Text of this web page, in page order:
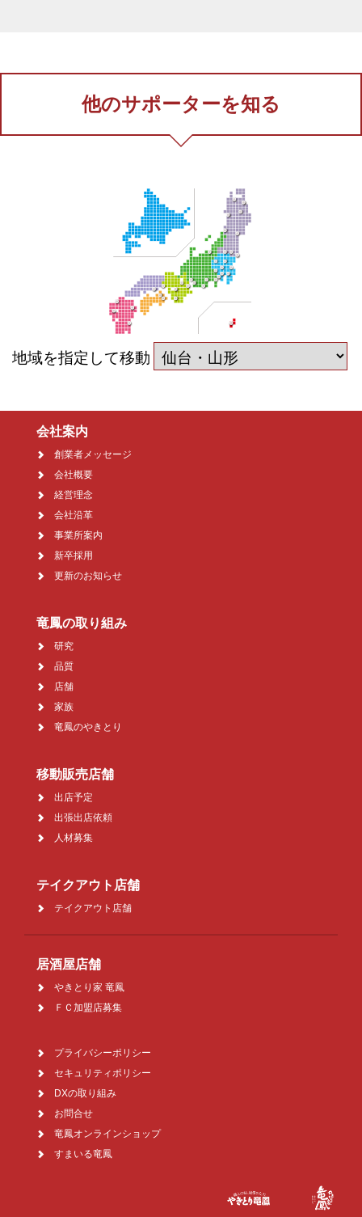
他のサポーターを知る
地域を指定して移動
会社案内
創業者メッセージ
会社概要
経営理念
会社沿革
事業所案内
新卒採用
更新のお知らせ
竜鳳の取り組み
研究
品質
店舗
家族
竜鳳のやきとり
移動販売店舗
出店予定
出張出店依頼
人材募集
テイクアウト店舗
テイクアウト店舗
居酒屋店舗
やきとり家 竜鳳
ＦＣ加盟店募集
プライバシーポリシー
セキュリティポリシー
DXの取り組み
お問合せ
竜鳳オンラインショップ
すまいる竜鳳